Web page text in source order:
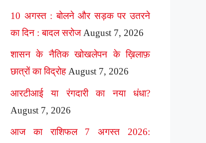
10 अगस्त : बोलने और सड़क पर उतरने
का दिन : बादल सरोज August 7, 2026
शासन के नैतिक खोखलेपन के ख़िलाफ़
छात्रों का विद्रोह August 7, 2026
आरटीआई या रंगदारी का नया धंधा?
August 7, 2026
आज का राशिफल 7 अगस्त 2026: